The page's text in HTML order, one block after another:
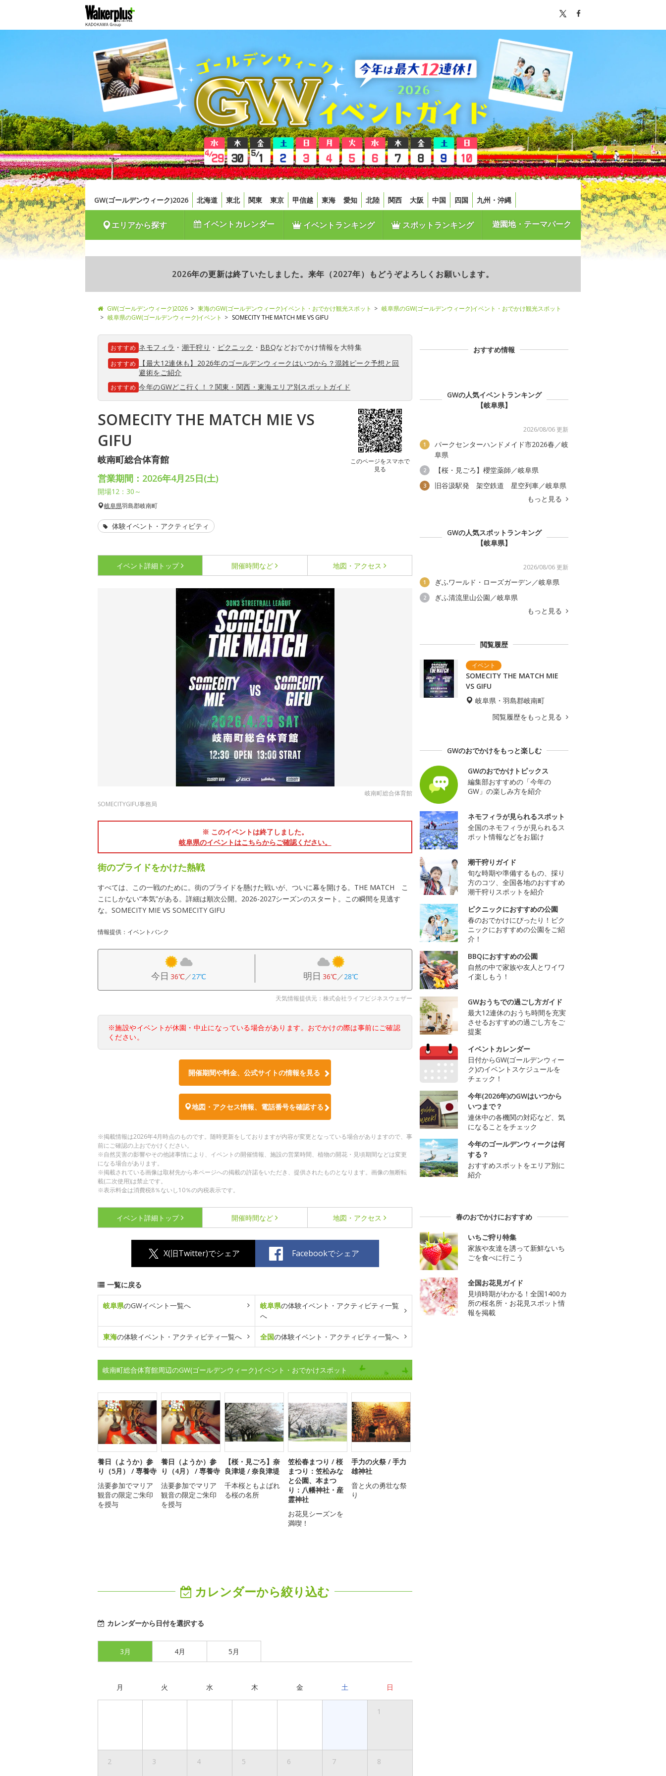
GW(ゴールデンウィーク)2026 北海道 東北 関東 東京 甲信越 東海 愛知 北陸 関西 大阪 中国 四国 九州・沖縄
エリアから探す イベントカレンダー イベントランキング スポットランキング 遊園地・テーマパーク
2026年の更新は終了いたしました。来年（2027年）もどうぞよろしくお願いします。
GW(ゴールデンウィーク)2026 東海のGW(ゴールデンウィーク)イベント・おでかけ観光スポット
岐阜県のGW(ゴールデンウィーク)イベント・おでかけ観光スポット
岐阜県のGW(ゴールデンウィーク)イベント
SOMECITY THE MATCH MIE VS GIFU
おすすめ ネモフィラ ・ 潮干狩り ・ ピクニック ・ BBQなどおでかけ情報を大特集
おすすめ
【最大12連休も】2026年のゴールデンウィークはいつから？混雑ピーク予想と回
避術をご紹介
おすすめ 今年のGWどこ行く！？関東・関西・東海エリア別スポットガイド
SOMECITY THE MATCH MIE VS
GIFU
岐南町総合体育館
このページをスマホで
見る
営業期間：2026年4月25日(土)
開場12：30～
岐阜県羽島郡岐南町
体験イベント・アクティビティ
イベント詳細 トップ 開催時間など 地図・アクセス
岐南町総合体育館
SOMECITYGIFU事務局
※ このイベントは終了しました。
岐阜県のイベントはこちらからご確認ください。
街のプライドをかけた熱戦
すべては、この一戦のために。街のプライドを懸けた戦いが、ついに幕を開ける。THE MATCH こ
こにしかない“本気”がある。詳細は順次公開。2026-2027シーズンのスタート。この瞬間を見逃す
な。SOMECITY MIE VS SOMECITY GIFU
情報提供：イベントバンク
今日 36℃／27℃ 明日 36℃／28℃
天気情報提供元：株式会社ライフビジネスウェザー
※施設やイベントが休園・中止になっている場合があります。おでかけの際は事前にご確認
ください。
開催期間や料金、公式サイトの情報を見る
地図・アクセス情報、電話番号を確認する
※掲載情報は2026年4月時点のものです。随時更新をしておりますが内容が変更となっている場合がありますので、事
前にご確認の上おでかけください。
※自然災害の影響やその他諸事情により、イベントの開催情報、施設の営業時間、植物の開花・見頃期間などは変更
になる場合があります。
※掲載されている画像は取材先から本ページへの掲載の許諾をいただき、提供されたものとなります。画像の無断転
載(二次使用)は禁止です。
※表示料金は消費税8％ないし10％の内税表示です。
イベント詳細 トップ 開催時間など 地図・アクセス
X(旧Twitter)でシェア Facebookでシェア
一覧に戻る
岐阜県のGWイベント一覧へ 岐阜県の体験イベント・アクティビティ一覧
へ
東海の体験イベント・アクティビティ一覧へ 全国の体験イベント・アクティビティ一覧へ
岐南町総合体育館周辺のGW(ゴールデンウィーク)イベント・おでかけスポット
養日（ようか）参
り（5月） / 専養寺
法要参加でマリア
観音の限定ご朱印
を授与
養日（ようか）参
り（4月） / 専養寺
法要参加でマリア
観音の限定ご朱印
を授与
【桜・見ごろ】奈
良津堤 / 奈良津堤
千本桜ともよばれ
る桜の名所
笠松春まつり / 桜
まつり：笠松みな
と公園、本まつ
り：八幡神社・産
霊神社
お花見シーズンを
満喫！
手力の火祭 / 手力
雄神社
音と火の勇壮な祭
り
カレンダーから絞り込む
カレンダーから日付を選択する
3月 4月 5月
月 火 水 木 金 土 日
1
2 3 4 5 6 7 8
おすすめ情報
GWの人気イベントランキング
【岐阜県】
2026/08/06 更新
1
パークセンターハンドメイド市2026春／岐
阜県
2 【桜・見ごろ】櫻堂薬師／岐阜県
3
旧谷汲駅発 架空鉄道 星空列車／岐阜県
もっと見る
GWの人気スポットランキング
【岐阜県】
2026/08/06 更新
1 ぎふワールド・ローズガーデン／岐阜県
2
ぎふ清流里山公園／岐阜県
もっと見る
閲覧履歴
SOMECITY THE MATCH MIE
VS GIFU
岐阜県・羽島郡岐南町
閲覧履歴をもっと見る
GWのおでかけをもっと楽しむ
GWのおでかけトピックス
編集部おすすめの「今年の
GW」の楽しみ方を紹介
ネモフィラが見られるスポット
全国のネモフィラが見られるス
ポット情報などをお届け
潮干狩りガイド
旬な時期や準備するもの、採り
方のコツ、全国各地のおすすめ
潮干狩りスポットを紹介
ピクニックにおすすめの公園
春のおでかけにぴったり！ピク
ニックにおすすめの公園をご紹
介！
BBQにおすすめの公園
自然の中で家族や友人とワイワ
イ楽しもう！
GWおうちでの過ごし方ガイド
最大12連休のおうち時間を充実
させるおすすめの過ごし方をご
提案
イベントカレンダー
日付からGW(ゴールデンウィー
ク)のイベントスケジュールを
チェック！
今年(2026年)のGWはいつから
いつまで？
連休中の各機関の対応など、気
になることをチェック
今年のゴールデンウィークは何
する？
おすすめスポットをエリア別に
紹介
春のおでかけにおすすめ
いちご狩り特集
家族や友達を誘って新鮮ないち
ごを食べに行こう
全国お花見ガイド
見頃時期がわかる！全国1400カ
所の桜名所・お花見スポット情
報を掲載